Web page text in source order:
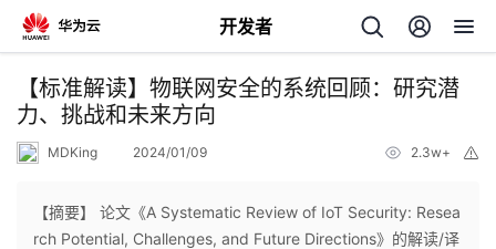
开发者
返
回
【标准解读】物联网安全的系统回顾：研究潜
力、挑战和未来方向
MDKing 2024/01/09 2.3w+
【摘要】 论文《A Systematic Review of IoT Security: Resea
rch Potential, Challenges, and Future Directions》的解读/译